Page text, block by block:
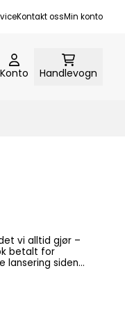
Kontakt ossMin konto
Konto Handlevogn
betalt for
NXT
tilbake.